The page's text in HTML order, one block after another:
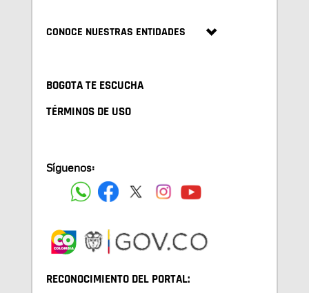
CONOCE NUESTRAS ENTIDADES
BOGOTA TE ESCUCHA
TÉRMINOS DE USO
Síguenos:
RECONOCIMIENTO DEL PORTAL: